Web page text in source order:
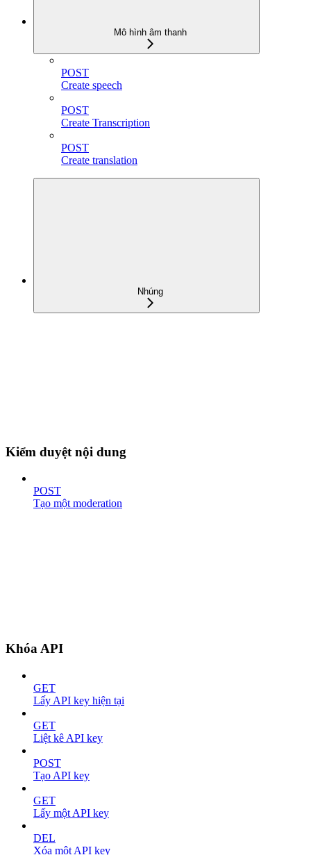
Mô hình âm thanh
POST
Create speech
POST
Create Transcription
POST
Create translation
Nhúng
Kiểm duyệt nội dung
POST
Tạo một moderation
Khóa API
GET
Lấy API key hiện tại
GET
Liệt kê API key
POST
Tạo API key
GET
Lấy một API key
DEL
Xóa một API key